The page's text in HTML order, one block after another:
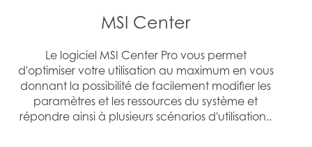
MSI Center
Le logiciel MSI Center Pro vous permet
d'optimiser votre utilisation au maximum en vous
donnant la possibilité de facilement modifier les
paramètres et les ressources du système et
répondre ainsi à plusieurs scénarios d'utilisation..